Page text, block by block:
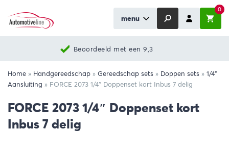
menu
0
Beoordeeld met een 9,3
Home » Handgereedschap » Gereedschap sets » Doppen sets » 1/4"
Aansluiting » FORCE 2073 1/4″ Doppenset kort Inbus 7 delig
FORCE 2073 1/4″ Doppenset kort
Inbus 7 delig